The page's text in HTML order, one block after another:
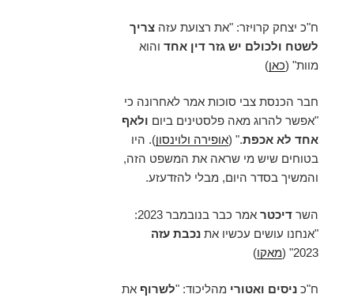
ח"כ יצחק קרויזר: "את רצועת עזה צריך
לשטח ולכולם יש גזר דין אחד והוא
מוות" (כאן)
חבר הכנסת צבי סוכות אמר לאחרונה כי
"אפשר להרוג מאה פלסטינים ביום ולאף
אחד לא אכפת." (אופירה ולוינסון). היו
בטוחים שיש מי שראה את המשפט הזה,
והמשיך בסדר היום, מבלי להזדעזע.
השר דיכטר
אמר כבר בנובמבר 2023:
"אנחנו עושים עכשיו את נכבת עזה
2023" (
מאקו)
ח"כ ניסים ואטורי מהליכוד: "לשרוף את